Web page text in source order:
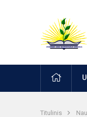
Titulinis